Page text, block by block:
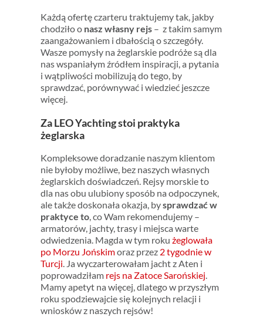
Każdą ofertę czarteru traktujemy tak, jakby
chodziło o nasz własny rejs – z takim samym
zaangażowaniem i dbałością o szczegóły.
Wasze pomysły na żeglarskie podróże są dla
nas wspaniałym źródłem inspiracji, a pytania
i wątpliwości mobilizują do tego, by
sprawdzać, porównywać i wiedzieć jeszcze
więcej.
Za LEO Yachting stoi praktyka
żeglarska
Kompleksowe doradzanie naszym klientom
nie byłoby możliwe, bez naszych własnych
żeglarskich doświadczeń. Rejsy morskie to
dla nas obu ulubiony sposób na odpoczynek,
ale także doskonała okazja, bysprawdzać w
praktyce to, co Wam rekomendujemy –
armatorów, jachty, trasy i miejsca warte
odwiedzenia. Magda w tym roku żeglowała
po Morzu Jońskimoraz przez 2 tygodnie w
Turcji. Ja wyczarterowałam jacht z Aten i
poprowadziłam rejs na Zatoce Sarońskiej.
Mamy apetyt na więcej, dlatego w przyszłym
roku spodziewajcie się kolejnych relacji i
wniosków z naszych rejsów!